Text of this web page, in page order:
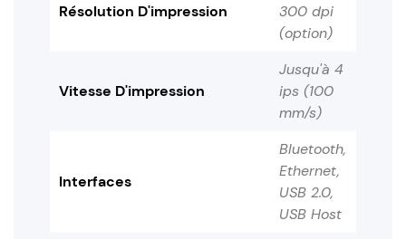
Résolution D'impression
300 dpi
(option)
Vitesse D'impression
Jusqu'à 4
ips (100
mm/s)
Interfaces
Bluetooth,
Ethernet,
USB 2.0,
USB Host